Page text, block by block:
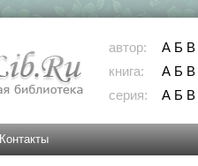
автор: А Б В
книга:
А Б В
серия:
А Б В
Контакты